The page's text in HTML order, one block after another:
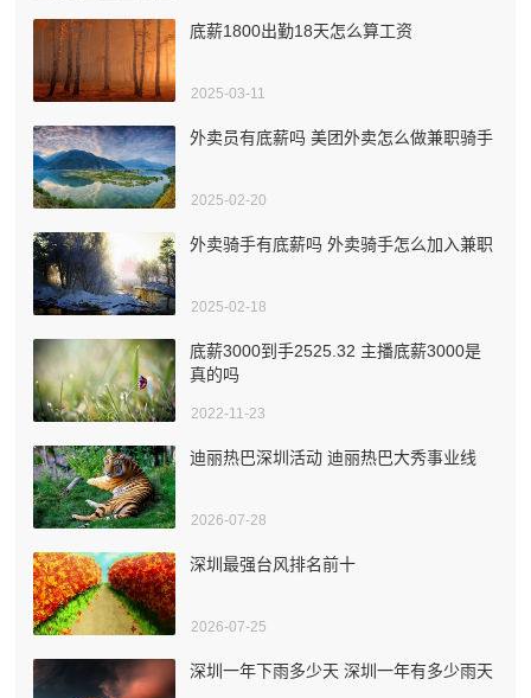
底薪1800出勤18天怎么算工资
2025-03-11
外卖员有底薪吗 美团外卖怎么做兼职骑手
2025-02-20
外卖骑手有底薪吗 外卖骑手怎么加入兼职
2025-02-18
底薪3000到手2525.32 主播底薪3000是
真的吗
2022-11-23
迪丽热巴深圳活动 迪丽热巴大秀事业线
2026-07-28
深圳最强台风排名前十
2026-07-25
深圳一年下雨多少天 深圳一年有多少雨天